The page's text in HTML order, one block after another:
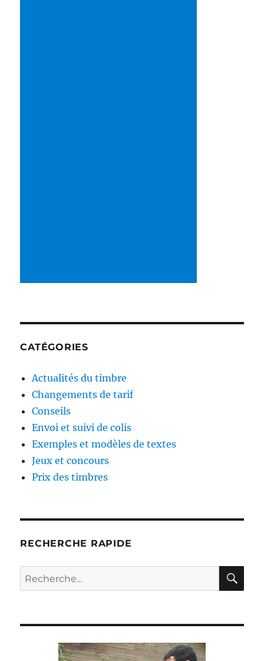
CATÉGORIES
Actualités du timbre
Changements de tarif
Conseils
Envoi et suivi de colis
Exemples et modèles de textes
Jeux et concours
Prix des timbres
RECHERCHE RAPIDE
Recherche
pour :